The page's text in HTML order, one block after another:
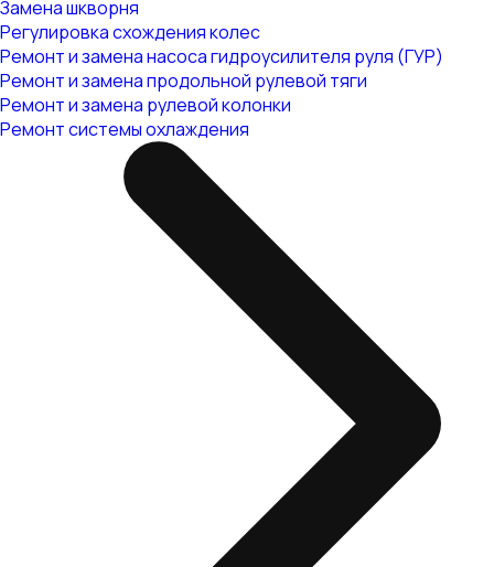
Замена шкворня
Регулировка схождения колес
Ремонт и замена насоса гидроусилителя руля (ГУР)
Ремонт и замена продольной рулевой тяги
Ремонт и замена рулевой колонки
Ремонт системы охлаждения